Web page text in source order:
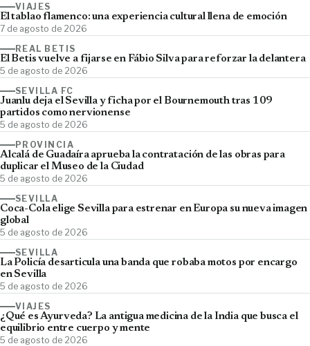
VIAJES
El tablao flamenco: una experiencia cultural llena de emoción
7 de agosto de 2026
REAL BETIS
El Betis vuelve a fijarse en Fábio Silva para reforzar la delantera
5 de agosto de 2026
SEVILLA FC
Juanlu deja el Sevilla y ficha por el Bournemouth tras 109
partidos como nervionense
5 de agosto de 2026
PROVINCIA
Alcalá de Guadaíra aprueba la contratación de las obras para
duplicar el Museo de la Ciudad
5 de agosto de 2026
SEVILLA
Coca-Cola elige Sevilla para estrenar en Europa su nueva imagen
global
5 de agosto de 2026
SEVILLA
La Policía desarticula una banda que robaba motos por encargo
en Sevilla
5 de agosto de 2026
VIAJES
¿Qué es Ayurveda? La antigua medicina de la India que busca el
equilibrio entre cuerpo y mente
5 de agosto de 2026